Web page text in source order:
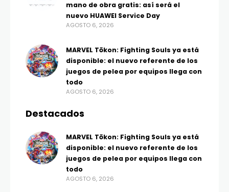
mano de obra gratis: así será el
nuevo HUAWEI Service Day
AGOSTO 6, 2026
MARVEL Tōkon: Fighting Souls ya está
disponible: el nuevo referente de los
juegos de pelea por equipos llega con
todo
AGOSTO 6, 2026
Destacados
MARVEL Tōkon: Fighting Souls ya está
disponible: el nuevo referente de los
juegos de pelea por equipos llega con
todo
AGOSTO 6, 2026